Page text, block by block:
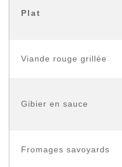
Plat
Viande rouge grillée
Gibier en sauce
Fromages savoyards